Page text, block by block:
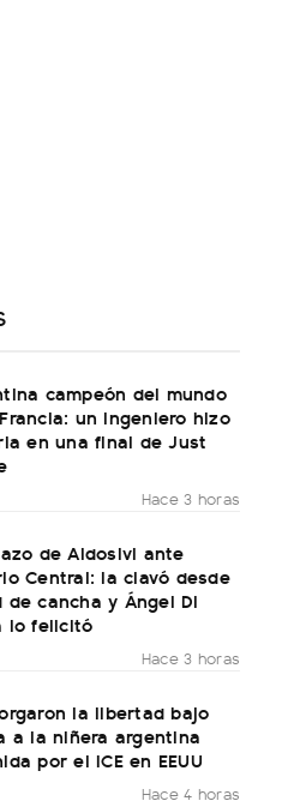
campeón del mundo
un ingeniero hizo
en una final de Just
Hace 3 horas
de Aldosivi ante
Central: la clavó desde
de cancha y Ángel Di
lo felicitó
Hace 3 horas
la libertad bajo
a la niñera argentina
por el ICE en EEUU
Hace 4 horas